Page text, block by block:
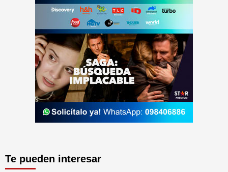
Te pueden interesar